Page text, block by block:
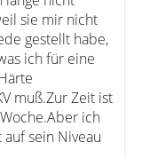
sie mir nicht
gestellt habe,
ich für eine
muß.Zur Zeit ist
ich
sein Niveau